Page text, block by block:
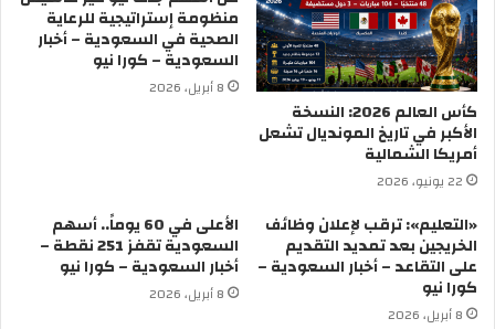
كأس العالم 2026: النسخة
الأكبر في تاريخ المونديال تشعل
أمريكا الشمالية
22 يونيو، 2026
منظومة إستراتيجية للرعاية
الصحية في السعودية – أخبار
السعودية – كورا نيو
8 أبريل، 2026
«التعليم»: ترقب لإعلان وظائف
الخريجين بعد تمديد التقديم
على التقاعد – أخبار السعودية –
كورا نيو
8 أبريل، 2026
الأعلى في 60 يوماً.. أسهم
السعودية تقفز 251 نقطة –
أخبار السعودية – كورا نيو
8 أبريل، 2026